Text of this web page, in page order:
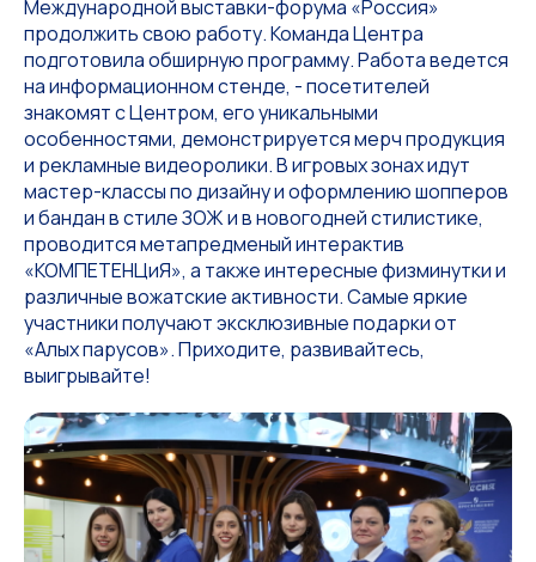
Международной выставки-форума «Россия»
продолжить свою работу. Команда Центра
подготовила обширную программу. Работа ведется
на информационном стенде, - посетителей
знакомят с Центром, его уникальными
особенностями, демонстрируется мерч продукция
и рекламные видеоролики. В игровых зонах идут
мастер-классы по дизайну и оформлению шопперов
и бандан в стиле ЗОЖ и в новогодней стилистике,
проводится метапредменый интерактив
«КОМПЕТЕНЦиЯ», а также интересные физминутки и
различные вожатские активности. Самые яркие
участники получают эксклюзивные подарки от
«Алых парусов». Приходите, развивайтесь,
выигрывайте!